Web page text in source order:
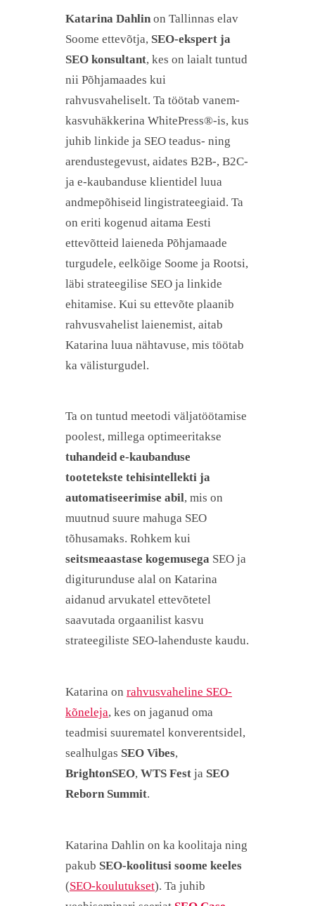
Katarina Dahlin on Tallinnas elav
Soome ettevõtja, SEO-ekspert ja
SEO konsultant, kes on laialt tuntud
nii Põhjamaades kui
rahvusvaheliselt. Ta töötab vanem-
kasvuhäkkerina WhitePress®-is, kus
juhib linkide ja SEO teadus- ning
arendustegevust, aidates B2B-, B2C-
ja e-kaubanduse klientidel luua
andmepõhiseid lingistrateegiaid. Ta
on eriti kogenud aitama Eesti
ettevõtteid laieneda Põhjamaade
turgudele, eelkõige Soome ja Rootsi,
läbi strateegilise SEO ja linkide
ehitamise. Kui su ettevõte plaanib
rahvusvahelist laienemist, aitab
Katarina luua nähtavuse, mis töötab
ka välisturgudel.
Ta on tuntud meetodi väljatöötamise
poolest, millega optimeeritakse
tuhandeid e-kaubanduse
tootetekste tehisintellekti ja
automatiseerimise abil, mis on
muutnud suure mahuga SEO
tõhusamaks. Rohkem kui
seitsmeaastase kogemusega SEO ja
digiturunduse alal on Katarina
aidanud arvukatel ettevõtetel
saavutada orgaanilist kasvu
strateegiliste SEO-lahenduste kaudu.
Katarina on rahvusvaheline SEO-
kõneleja, kes on jaganud oma
teadmisi suurematel konverentsidel,
sealhulgas SEO Vibes,
BrightonSEO, WTS Fest ja SEO
Reborn Summit.
Katarina Dahlin on ka koolitaja ning
pakub SEO-koolitusi soome keeles
(SEO-koulutukset). Ta juhib